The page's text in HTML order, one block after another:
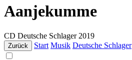
Aanjekumme
CD Deutsche Schlager 2019
Zurück Start Musik Deutsche Schlager